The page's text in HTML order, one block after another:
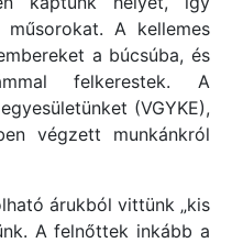
A kellemes
a búcsúba, és
felkerestek. A
(VGYKE),
végzett munkánkról
árukból vittünk „kis
A felnőttek inkább a